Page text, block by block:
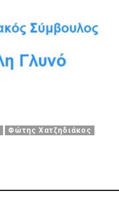
Φώτης Χατζηδιάκος